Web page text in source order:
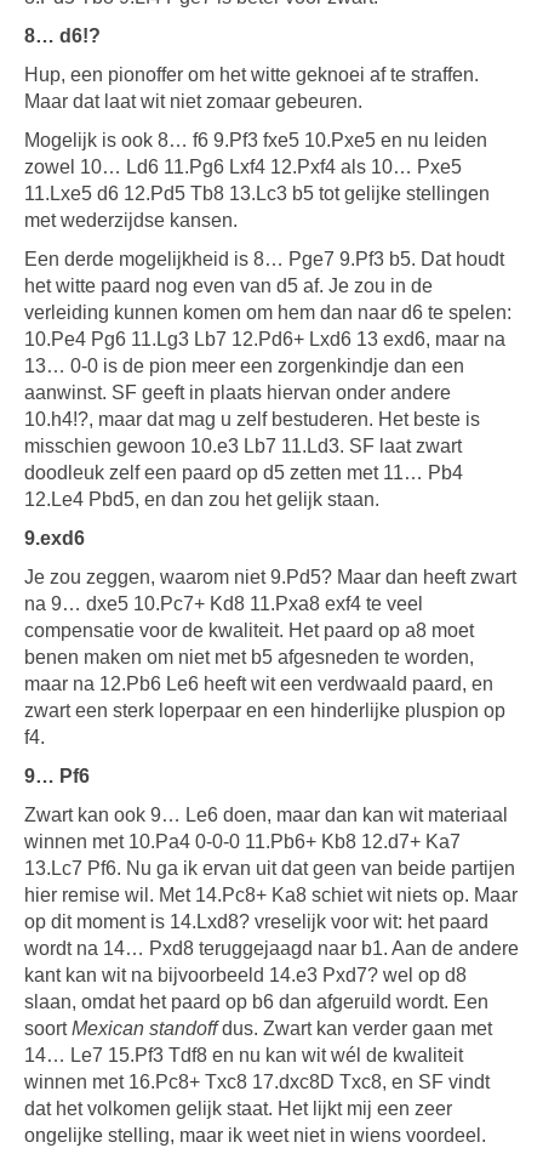
8… d6!?
Hup, een pionoffer om het witte geknoei af te straffen.
Maar dat laat wit niet zomaar gebeuren.
Mogelijk is ook 8… f6 9.Pf3 fxe5 10.Pxe5 en nu leiden
zowel 10… Ld6 11.Pg6 Lxf4 12.Pxf4 als 10… Pxe5
11.Lxe5 d6 12.Pd5 Tb8 13.Lc3 b5 tot gelijke stellingen
met wederzijdse kansen.
Een derde mogelijkheid is 8… Pge7 9.Pf3 b5. Dat houdt
het witte paard nog even van d5 af. Je zou in de
verleiding kunnen komen om hem dan naar d6 te spelen:
10.Pe4 Pg6 11.Lg3 Lb7 12.Pd6+ Lxd6 13 exd6, maar na
13… 0-0 is de pion meer een zorgenkindje dan een
aanwinst. SF geeft in plaats hiervan onder andere
10.h4!?, maar dat mag u zelf bestuderen. Het beste is
misschien gewoon 10.e3 Lb7 11.Ld3. SF laat zwart
doodleuk zelf een paard op d5 zetten met 11… Pb4
12.Le4 Pbd5, en dan zou het gelijk staan.
9.exd6
Je zou zeggen, waarom niet 9.Pd5? Maar dan heeft zwart
na 9… dxe5 10.Pc7+ Kd8 11.Pxa8 exf4 te veel
compensatie voor de kwaliteit. Het paard op a8 moet
benen maken om niet met b5 afgesneden te worden,
maar na 12.Pb6 Le6 heeft wit een verdwaald paard, en
zwart een sterk loperpaar en een hinderlijke pluspion op
f4.
9… Pf6
Zwart kan ook 9… Le6 doen, maar dan kan wit materiaal
winnen met 10.Pa4 0-0-0 11.Pb6+ Kb8 12.d7+ Ka7
13.Lc7 Pf6. Nu ga ik ervan uit dat geen van beide partijen
hier remise wil. Met 14.Pc8+ Ka8 schiet wit niets op. Maar
op dit moment is 14.Lxd8? vreselijk voor wit: het paard
wordt na 14… Pxd8 teruggejaagd naar b1. Aan de andere
kant kan wit na bijvoorbeeld 14.e3 Pxd7? wel op d8
slaan, omdat het paard op b6 dan afgeruild wordt. Een
soortMexican standoffdus. Zwart kan verder gaan met
14… Le7 15.Pf3 Tdf8 en nu kan wit wél de kwaliteit
winnen met 16.Pc8+ Txc8 17.dxc8D Txc8, en SF vindt
dat het volkomen gelijk staat. Het lijkt mij een zeer
ongelijke stelling, maar ik weet niet in wiens voordeel.